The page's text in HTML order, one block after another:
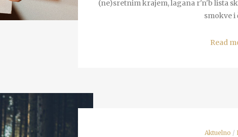
(ne)sretnim krajem, lagana r'n'b lista
smokve i
Read
Aktuelno /